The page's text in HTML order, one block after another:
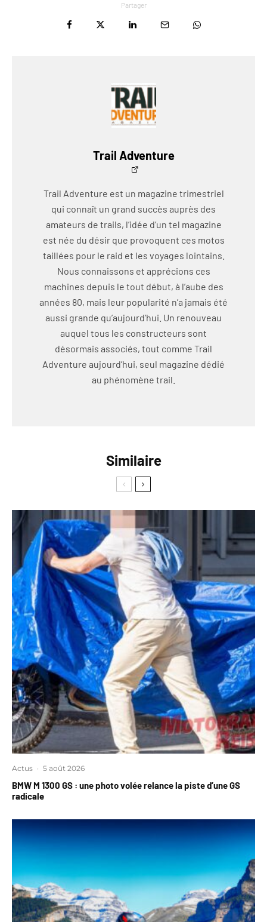
Partager
Trail Adventure
Trail Adventure est un magazine trimestriel
qui connaît un grand succès auprès des
amateurs de trails, l’idée d’un tel magazine
est née du désir que provoquent ces motos
taillées pour le raid et les voyages lointains.
Nous connaissons et apprécions ces
machines depuis le tout début, à l’aube des
années 80, mais leur popularité n’a jamais été
aussi grande qu’aujourd’hui. Un renouveau
auquel tous les constructeurs sont
désormais associés, tout comme Trail
Adventure aujourd’hui, seul magazine dédié
au phénomène trail.
Similaire
Actus · 5 août 2026
BMW M 1300 GS : une photo volée relance la piste d’une GS
radicale